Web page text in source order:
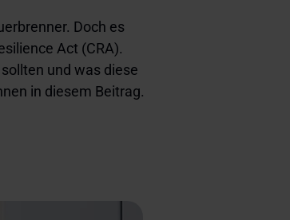
Doch es
Act (CRA).
und was diese
in diesem Beitrag.